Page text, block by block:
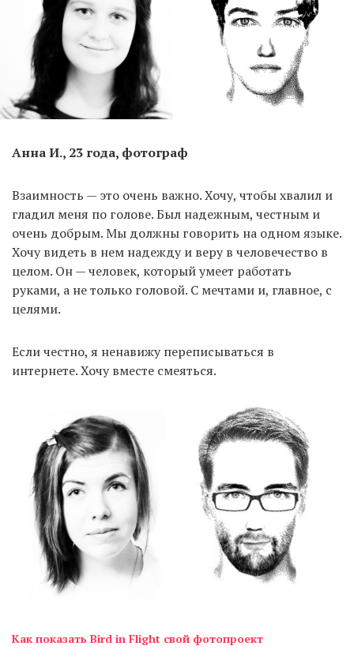
Анна И., 23 года, фотограф
Взаимность — это очень важно. Хочу, чтобы хвалил и
гладил меня по голове. Был надежным, честным и
очень добрым. Мы должны говорить на одном языке.
Хочу видеть в нем надежду и веру в человечество в
целом. Он — человек, который умеет работать
руками, а не только головой. С мечтами и, главное, с
целями.
Если честно, я ненавижу переписываться в
интернете. Хочу вместе смеяться.
Как показать Bird in Flight свой фотопроект